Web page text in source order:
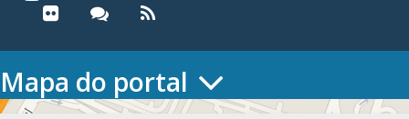
Mapa do portal
HOME